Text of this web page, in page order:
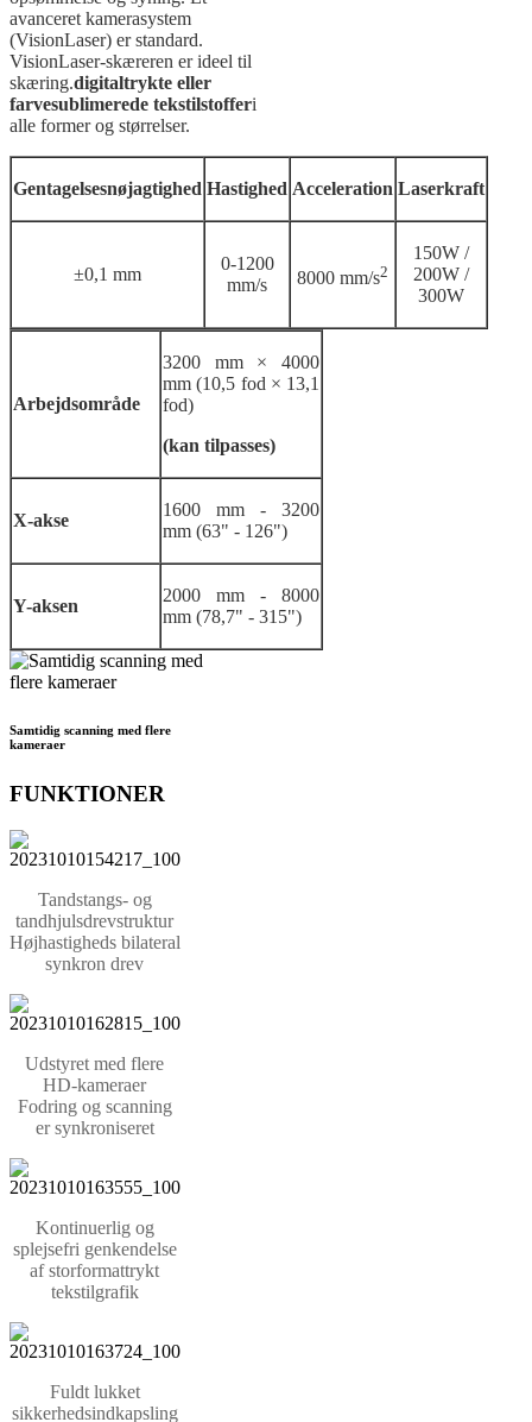
avanceret kamerasystem
(VisionLaser) er standard.
VisionLaser-skæreren er ideel til
skæring.digitaltrykte eller
farvesublimerede tekstilstofferi
alle former og størrelser.
Gentagelsesnøjagtighed Hastighed Acceleration Laserkraft
±0,1 mm
0-1200
mm/s
8000 mm/s2
150W /
200W /
300W
Arbejdsområde
3200 mm × 4000
mm (10,5 fod × 13,1
fod)
(kan tilpasses)
X-akse
1600 mm - 3200
mm (63" - 126")
Y-aksen
2000 mm - 8000
mm (78,7" - 315")
Samtidig scanning med flere
kameraer
FUNKTIONER
Tandstangs- og
tandhjulsdrevstruktur
Højhastigheds bilateral
synkron drev
Udstyret med flere
HD-kameraer
Fodring og scanning
er synkroniseret
Kontinuerlig og
splejsefri genkendelse
af storformattrykt
tekstilgrafik
Fuldt lukket
sikkerhedsindkapsling